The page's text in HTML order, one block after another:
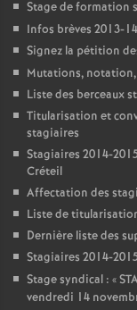
Stage de formation
Infos brèves 2013-
Signez la pétition
Mutations,
Liste des berceaux
Titularisation et
stagiaires
Stagiaires 2014-
Créteil
Affectation des
Liste de
Dernière liste des
Stagiaires 2014-
Stage syndical : «
vendredi 14